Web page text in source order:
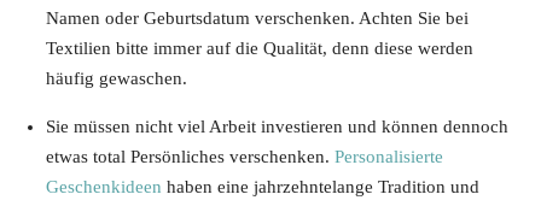
Namen oder Geburtsdatum verschenken. Achten Sie bei
Textilien bitte immer auf die Qualität, denn diese werden
häufig gewaschen.
Sie müssen nicht viel Arbeit investieren und können dennoch
etwas total Persönliches verschenken. Personalisierte
Geschenkideen haben eine jahrzehntelange Tradition und